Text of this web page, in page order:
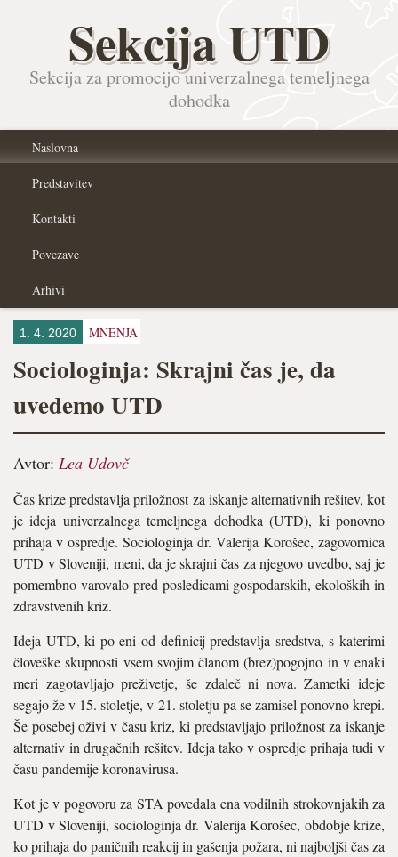
Sekcija UTD
Sekcija za promocijo univerzalnega temeljnega
dohodka
Naslovna
Predstavitev
Kontakti
Povezave
Arhivi
1. 4. 2020 MNENJA
Sociologinja: Skrajni čas je, da
uvedemo UTD
Avtor: Lea Udovč
Čas krize predstavlja priložnost za iskanje alternativnih rešitev, kot
je ideja univerzalnega temeljnega dohodka (UTD), ki ponovno
prihaja v ospredje. Sociologinja dr. Valerija Korošec, zagovornica
UTD v Sloveniji, meni, da je skrajni čas za njegovo uvedbo, saj je
pomembno varovalo pred posledicami gospodarskih, ekoloških in
zdravstvenih kriz.
Ideja UTD, ki po eni od definicij predstavlja sredstva, s katerimi
človeške skupnosti vsem svojim članom (brez)pogojno in v enaki
meri zagotavljajo preživetje, še zdaleč ni nova. Zametki ideje
segajo že v 15. stoletje, v 21. stoletju pa se zamisel ponovno krepi.
Še posebej oživi v času kriz, ki predstavljajo priložnost za iskanje
alternativ in drugačnih rešitev. Ideja tako v ospredje prihaja tudi v
času pandemije koronavirusa.
Kot je v pogovoru za STA povedala ena vodilnih strokovnjakih za
UTD v Sloveniji, sociologinja dr. Valerija Korošec, obdobje krize,
ko prihaja do paničnih reakcij in gašenja požara, ni najboljši čas za